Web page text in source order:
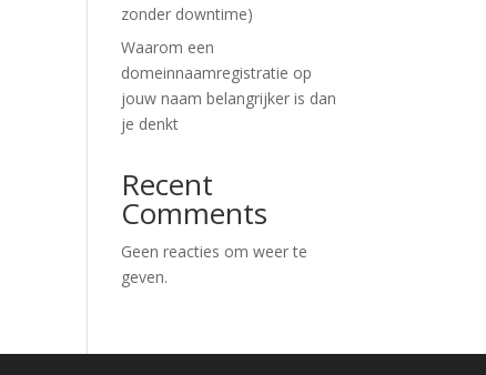
zonder downtime)
Waarom een
domeinnaamregistratie op
jouw naam belangrijker is dan
je denkt
Recent
Comments
Geen reacties om weer te
geven.